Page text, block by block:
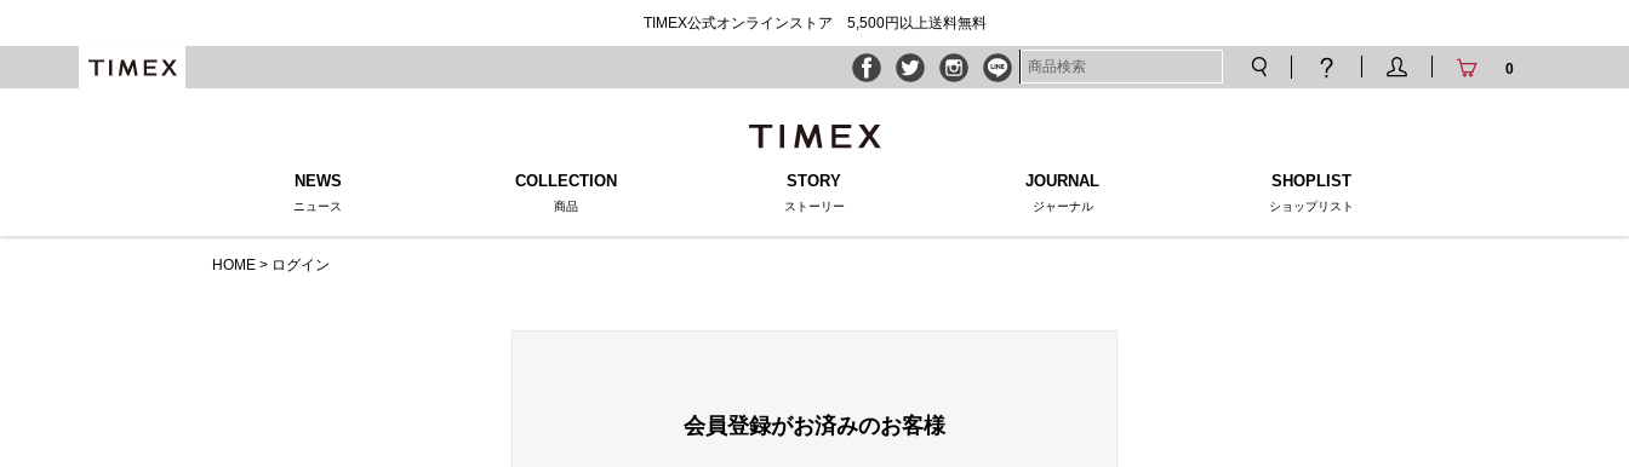
TIMEX公式オンラインストア 5,500円以上送料無料
0
NEWS
ニュース
COLLECTION
商品
STORY
ストーリー
JOURNAL
ジャーナル
SHOPLIST
ショップリスト
HOME ログイン
会員登録がお済みのお客様